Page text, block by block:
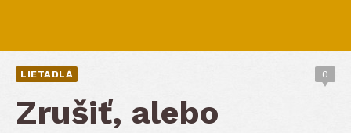
LIETADLÁ 0
Zrušiť, alebo